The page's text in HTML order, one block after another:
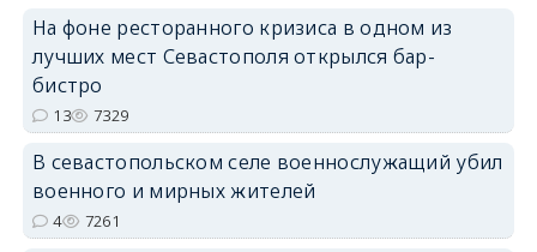
erid: 2SDnjdPjgYS
erid: 2SDnjdvhGXG
На фоне ресторанного кризиса в одном из
лучших мест Севастополя открылся бар-
бистро
13 7329
В севастопольском селе военнослужащий убил
военного и мирных жителей
4 7261